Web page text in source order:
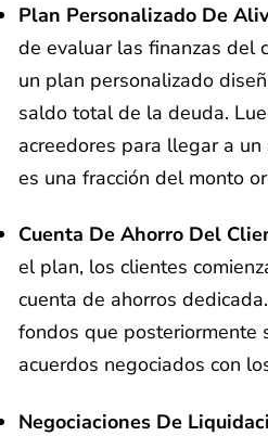
Plan Personalizado De
de evaluar las finanzas del
un plan personalizado
saldo total de la deuda.
acreedores para llegar a
es una fracción del monto
Cuenta De Ahorro Del
el plan, los clientes
cuenta de ahorros
fondos que posteriormente
acuerdos negociados con
Negociaciones De